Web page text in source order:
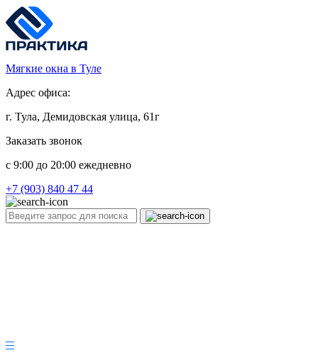
Мягкие окна в Туле
Адрес офиса:
г. Тула, Демидовская улица, 61г
Заказать звонок
c 9:00 до 20:00 ежедневно
+7 (903) 840 47 44